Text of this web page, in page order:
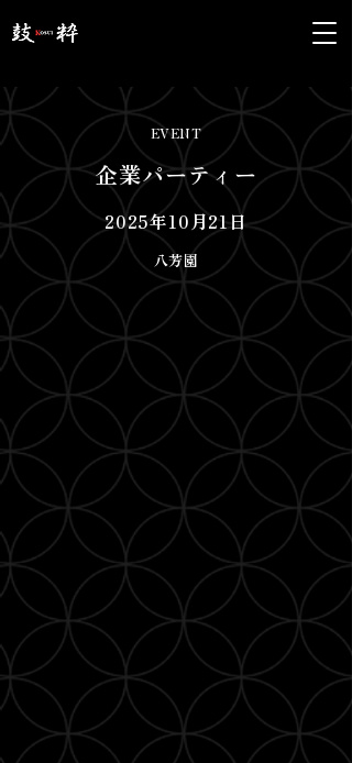
EVENT
企業パーティー
2025年10月21日
八芳園